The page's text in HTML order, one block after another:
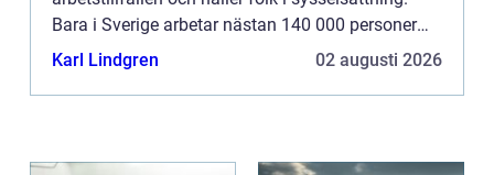
Bara i Sverige arbetar nästan 140 000 personer
inom fordon...
Karl Lindgren 02 augusti 2026